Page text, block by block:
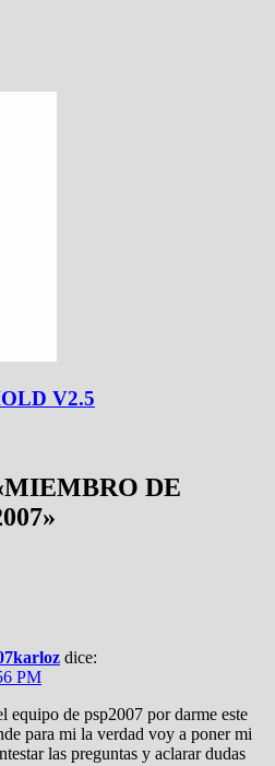
V2.5
MIEMBRO DE
»
dice:
PM
equipo de psp2007 por darme este
para mi la verdad voy a poner mi
las preguntas y aclarar dudas